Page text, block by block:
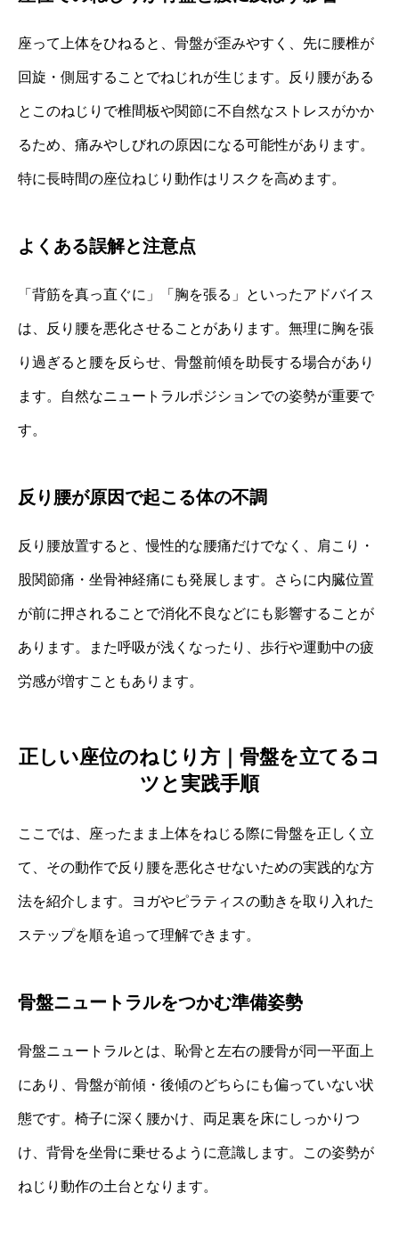
座って上体をひねると、骨盤が歪みやすく、先に腰椎が
回旋・側屈することでねじれが生じます。反り腰がある
とこのねじりで椎間板や関節に不自然なストレスがかか
るため、痛みやしびれの原因になる可能性があります。
特に長時間の座位ねじり動作はリスクを高めます。
よくある誤解と注意点
「背筋を真っ直ぐに」「胸を張る」といったアドバイス
は、反り腰を悪化させることがあります。無理に胸を張
り過ぎると腰を反らせ、骨盤前傾を助長する場合があり
ます。自然なニュートラルポジションでの姿勢が重要で
す。
反り腰が原因で起こる体の不調
反り腰放置すると、慢性的な腰痛だけでなく、肩こり・
股関節痛・坐骨神経痛にも発展します。さらに内臓位置
が前に押されることで消化不良などにも影響することが
あります。また呼吸が浅くなったり、歩行や運動中の疲
労感が増すこともあります。
正しい座位のねじり方｜骨盤を立てるコ
ツと実践手順
ここでは、座ったまま上体をねじる際に骨盤を正しく立
て、その動作で反り腰を悪化させないための実践的な方
法を紹介します。ヨガやピラティスの動きを取り入れた
ステップを順を追って理解できます。
骨盤ニュートラルをつかむ準備姿勢
骨盤ニュートラルとは、恥骨と左右の腰骨が同一平面上
にあり、骨盤が前傾・後傾のどちらにも偏っていない状
態です。椅子に深く腰かけ、両足裏を床にしっかりつ
け、背骨を坐骨に乗せるように意識します。この姿勢が
ねじり動作の土台となります。